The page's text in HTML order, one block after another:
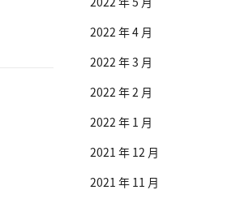
2022 年 4 月
2022 年 3 月
2022 年 2 月
2022 年 1 月
2021 年 12 月
2021 年 11 月